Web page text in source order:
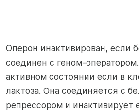
Оперон инактивирован, если
соединен с геном-
активном состоянии если в
лактоза. Она соединяется с
репрессором и инактивирует